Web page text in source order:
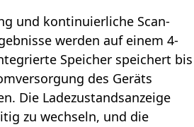
und kontinuierliche Scan-
werden auf einem 4-
Speicher speichert bis
des Geräts
Die Ladezustandsanzeige
zu wechseln, und die